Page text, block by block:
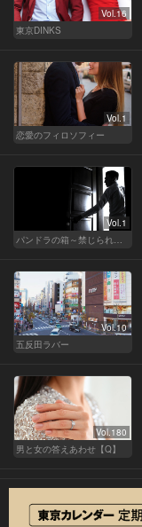
Vol.16
東京DINKS
Vol.1
恋愛のフィロソフィー
Vol.1
パンドラの箱～禁じられた一手～
Vol.10
五反田ラバー
Vol.180
男と女の答えあわせ【Q】